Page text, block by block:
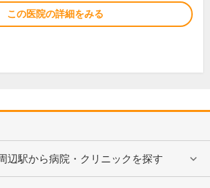
この医院の詳細をみる
辺駅から病院・クリニックを探す